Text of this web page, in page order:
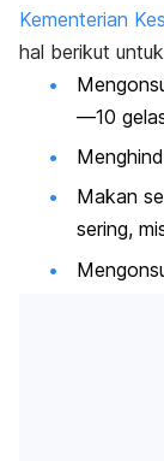
Kementerian
hal berikut
—10
Makan
sering,